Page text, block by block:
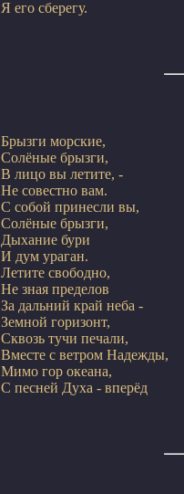
Брызги морские,
Солёные брызги,
В лицо вы летите, -
Не совестно вам.
С собой принесли вы,
Солёные брызги,
Дыхание бури
И дум ураган.
Летите свободно,
Не зная пределов
За дальний край неба -
Земной горизонт,
Сквозь тучи печали,
Вместе с ветром Надежды,
Мимо гор океана,